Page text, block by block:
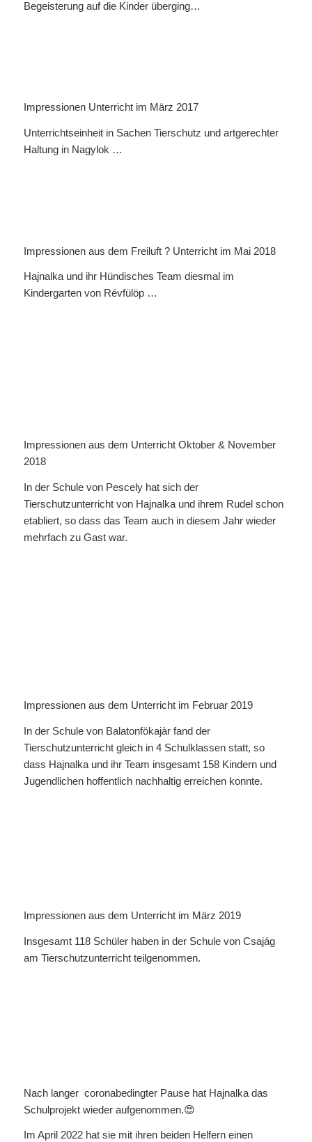
Begeisterung auf die Kinder überging…
Impressionen Unterricht im März 2017
Unterrichtseinheit in Sachen Tierschutz und artgerechter
Haltung in Nagylok …
Impressionen aus dem Freiluft ? Unterricht im Mai 2018
Hajnalka und ihr Hündisches Team diesmal im
Kindergarten von Révfülöp …
Impressionen aus dem Unterricht Oktober & November
2018
In der Schule von Pescely hat sich der
Tierschutzunterricht von Hajnalka und ihrem Rudel schon
etabliert, so dass das Team auch in diesem Jahr wieder
mehrfach zu Gast war.
Impressionen aus dem Unterricht im Februar 2019
In der Schule von Balatonfökajàr fand der
Tierschutzunterricht gleich in 4 Schulklassen statt, so
dass Hajnalka und ihr Team insgesamt 158 Kindern und
Jugendlichen hoffentlich nachhaltig erreichen konnte.
Impressionen aus dem Unterricht im März 2019
Insgesamt 118 Schüler haben in der Schule von Csajág
am Tierschutzunterricht teilgenommen.
Nach langer coronabedingter Pause hat Hajnalka das
Schulprojekt wieder aufgenommen.😍
Im April 2022 hat sie mit ihren beiden Helfern einen